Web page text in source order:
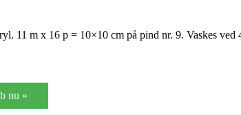
11 m x 16 p = 10×10 cm på pind nr. 9. Vaskes ved
nu »